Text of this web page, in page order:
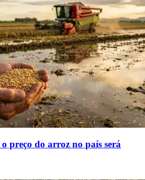
preço do arroz no país será